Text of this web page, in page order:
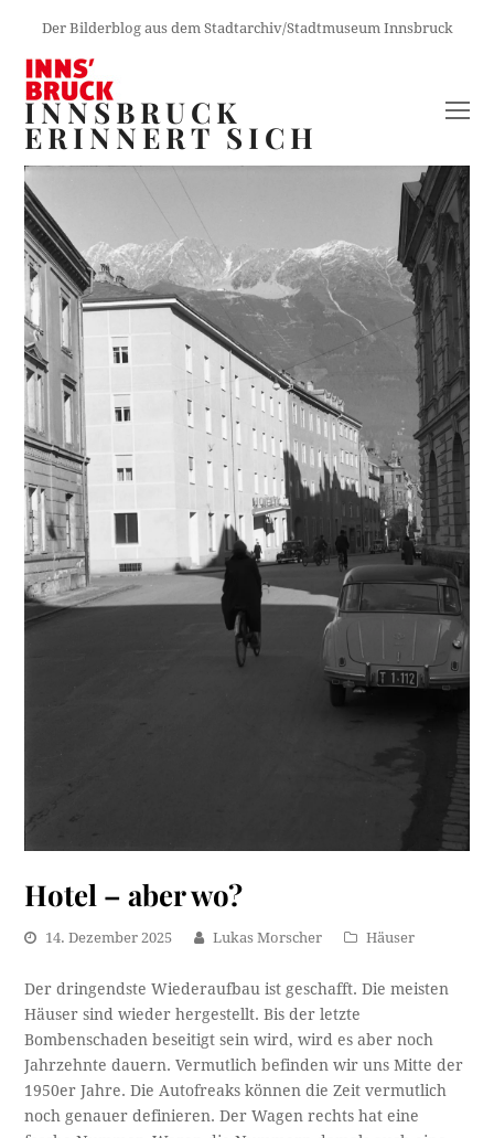
Der Bilderblog aus dem Stadtarchiv/Stadtmuseum Innsbruck
INNSBRUCK
ERINNERT SICH
Hotel – aber wo?
14. Dezember 2025 Lukas Morscher Häuser
Der dringendste Wiederaufbau ist geschafft. Die meisten
Häuser sind wieder hergestellt. Bis der letzte
Bombenschaden beseitigt sein wird, wird es aber noch
Jahrzehnte dauern. Vermutlich befinden wir uns Mitte der
1950er Jahre. Die Autofreaks können die Zeit vermutlich
noch genauer definieren. Der Wagen rechts hat eine